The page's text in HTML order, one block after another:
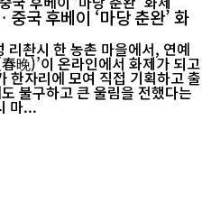
국 후베이 ‘마당 춘완’ 화
촨시 한 농촌 마을에서, 연예
晚)’이 온라인에서 화제가 되고
한자리에 모여 직접 기획하고 출
불구하고 큰 울림을 전했다는
마...